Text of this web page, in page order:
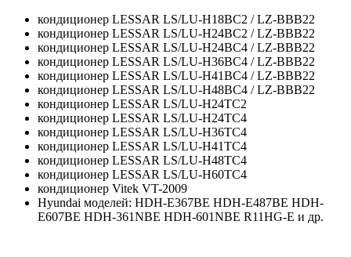
кондиционер LESSAR LS/LU-H18BC2 / LZ-BBB22
кондиционер LESSAR LS/LU-H24BC2 / LZ-BBB22
кондиционер LESSAR LS/LU-H24BC4 / LZ-BBB22
кондиционер LESSAR LS/LU-H36BC4 / LZ-BBB22
кондиционер LESSAR LS/LU-H41BC4 / LZ-BBB22
кондиционер LESSAR LS/LU-H48BC4 / LZ-BBB22
кондиционер LESSAR LS/LU-H24TC2
кондиционер LESSAR LS/LU-H24TC4
кондиционер LESSAR LS/LU-H36TC4
кондиционер LESSAR LS/LU-H41TC4
кондиционер LESSAR LS/LU-H48TC4
кондиционер LESSAR LS/LU-H60TC4
кондиционер Vitek VT-2009
Hyundai моделей: HDH-E367BE HDH-E487BE HDH-
E607BE HDH-361NBE HDH-601NBE R11HG-E и др.